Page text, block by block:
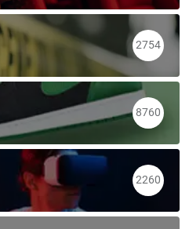
2754
8760
2260